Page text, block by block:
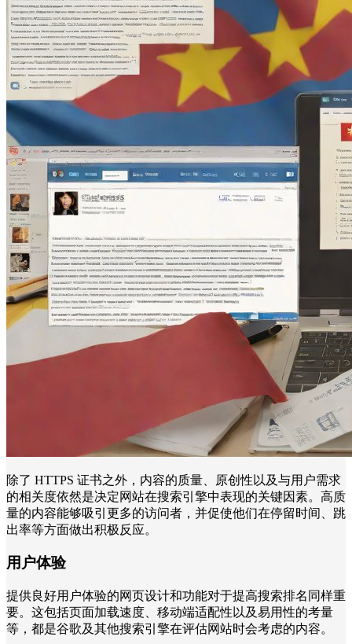
除了 HTTPS 证书之外，内容的质量、原创性以及与用户需求
的相关度依然是决定网站在搜索引擎中表现的关键因素。高质
量的内容能够吸引更多的访问者，并促使他们在停留时间、跳
出率等方面做出积极反应。
用户体验
提供良好用户体验的网页设计和功能对于提高搜索排名同样重
要。这包括页面加载速度、移动端适配性以及易用性的考量
等，都是谷歌及其他搜索引擎在评估网站时会考虑的内容。